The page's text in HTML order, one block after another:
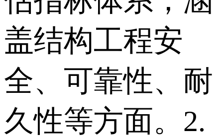
盖结构工程安
全、可靠性、耐
久性等方面。 2.